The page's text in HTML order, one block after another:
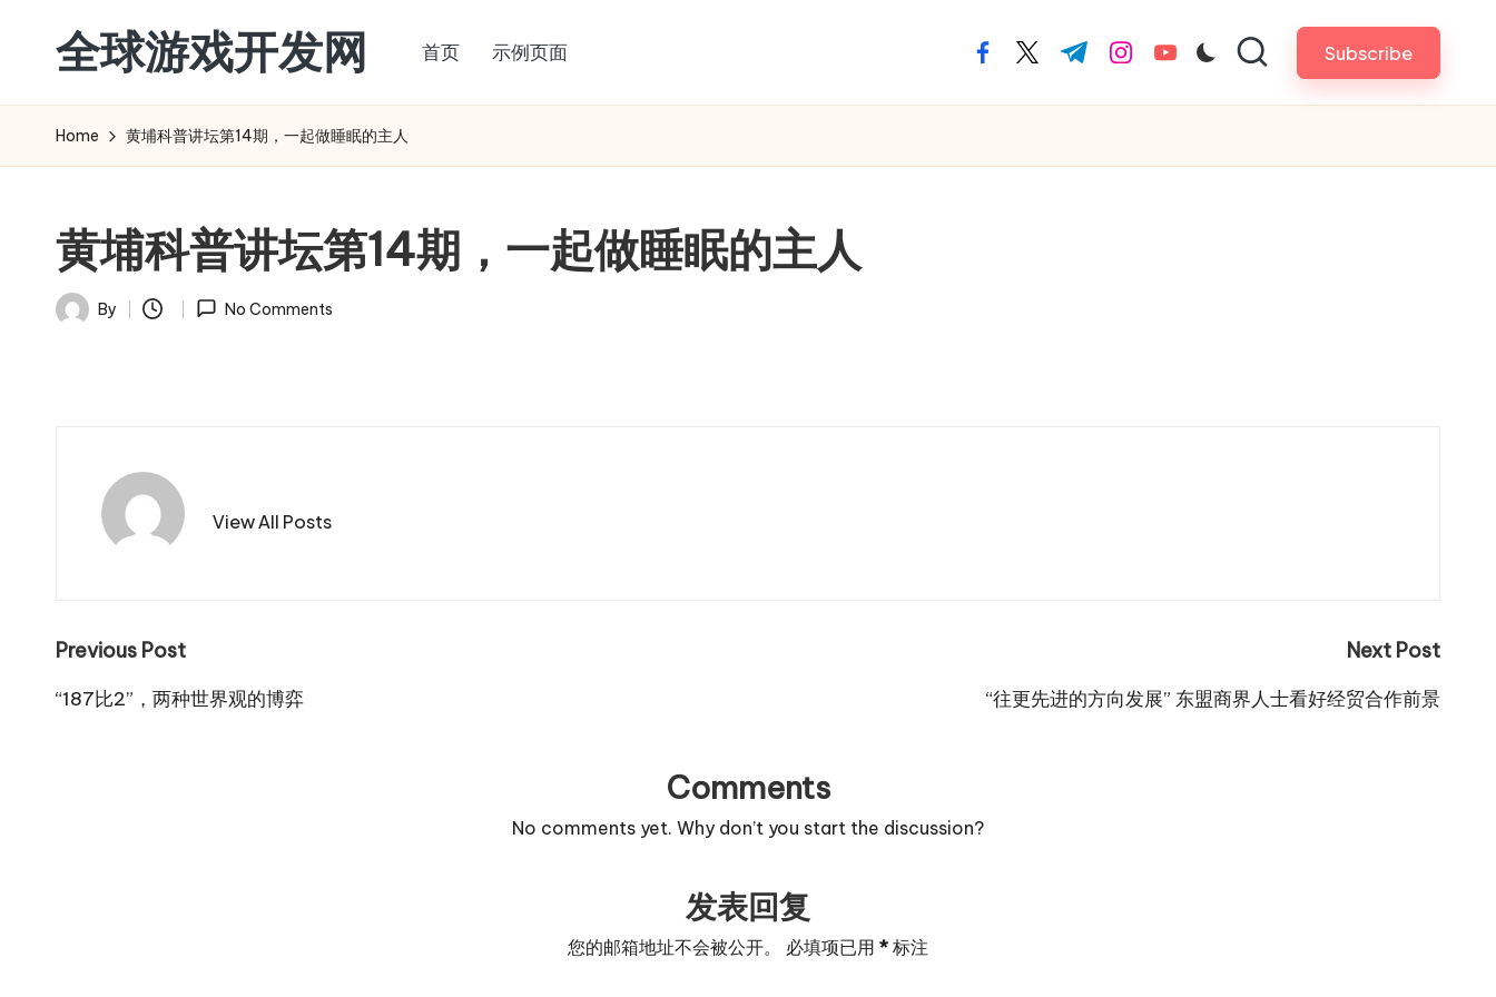
content
全球游戏开发网 首页 示例页面 facebook.com
twitter.com
t.me instagram.com
youtube.com Subscribe
Home 黄埔科普讲坛第14期，一起做睡眠的主人
黄埔科普讲坛第14期，一起做睡眠的主人
Posted
By No Comments
View All Posts
Post
navigation
Previous Post
“187比2”，两种世界观的博弈
Next Post
“往更先进的方向发展” 东盟商界人士看好经贸合作前景
Comments
No comments yet. Why don’t you start the discussion?
发表回复
您的邮箱地址不会被公开。 必填项已用 * 标注